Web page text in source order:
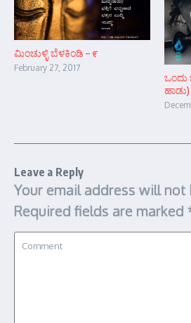
ಮಿಂಚುಳ್ಳಿ ಬೆಳಕಿಂಡಿ – ೯
February 27, 2017
ಒಂದು
ಹಾಡು)
Leave a Reply
Your email address will not
Required fields are marked